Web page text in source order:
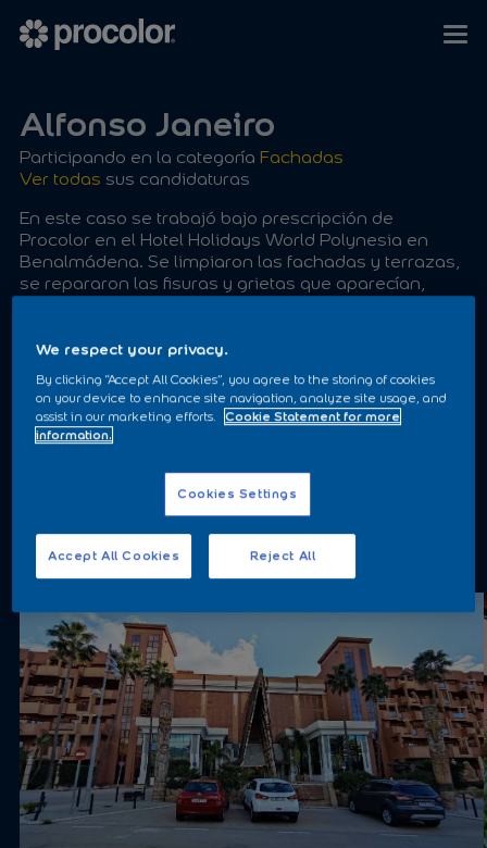
Alfonso Janeiro
Participando en la categoría Fachadas
Ver todas sus candidaturas
En este caso se trabajó bajo prescripción de
Procolor en el Hotel Holidays World Polynesia en
Benalmádena. Se limpiaron las fachadas y terrazas,
se repararon las fisuras y grietas que aparecían,
colores (Blanco, Terracota y Salmón suave).
A sido un trabajo complejo por las dificultades del
propio edificio y las de convivir con el Hotel abierto.
ANTES
We respect your privacy.
By clicking “Accept All Cookies”, you agree to the storing of cookies
on your device to enhance site navigation, analyze site usage, and
assist in our marketing efforts.
Cookie Statement for more
information.
Cookies Settings
Reject All
Accept All Cookies